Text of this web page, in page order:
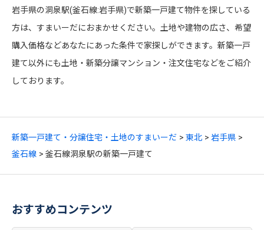
新築一戸建て・分譲住宅・土地のすまいーだ 東北
岩手県
釜石線
釜石線洞泉駅の新築一戸建て
岩手県の洞泉駅(釜石線:岩手県)で新築一戸建て物件を探している
方は、すまいーだにおまかせください。土地や建物の広さ、希望
購入価格などあなたにあった条件で家探しができます。新築一戸
建て以外にも土地・新築分譲マンション・注文住宅などをご紹介
しております。
おすすめコンテンツ